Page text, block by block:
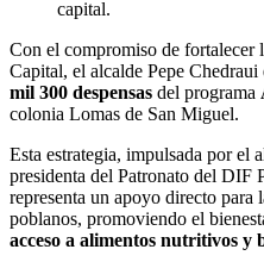
capital.
Con el compromiso de fortalecer
Capital, el alcalde Pepe Chedraui
mil 300 despensas del programa
colonia Lomas de San Miguel.
Esta estrategia, impulsada por el
presidenta del Patronato del DIF
representa un apoyo directo para
poblanos, promoviendo el
acceso a alimentos nutritivos y